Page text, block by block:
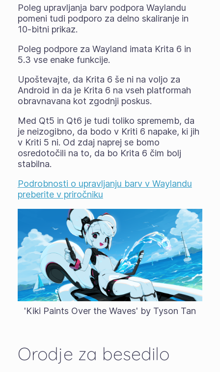
Poleg upravljanja barv podpora Waylandu
pomeni tudi podporo za delno skaliranje in
10-bitni prikaz.
Poleg podpore za Wayland imata Krita 6 in
5.3 vse enake funkcije.
Upoštevajte, da Krita 6 še ni na voljo za
Android in da je Krita 6 na vseh platformah
obravnavana kot zgodnji poskus.
Med Qt5 in Qt6 je tudi toliko sprememb, da
je neizogibno, da bodo v Kriti 6 napake, ki jih
v Kriti 5 ni. Od zdaj naprej se bomo
osredotočili na to, da bo Krita 6 čim bolj
stabilna.
Podrobnosti o upravljanju barv v Waylandu
preberite v priročniku
'Kiki Paints Over the Waves' by Tyson Tan
Orodje za besedilo